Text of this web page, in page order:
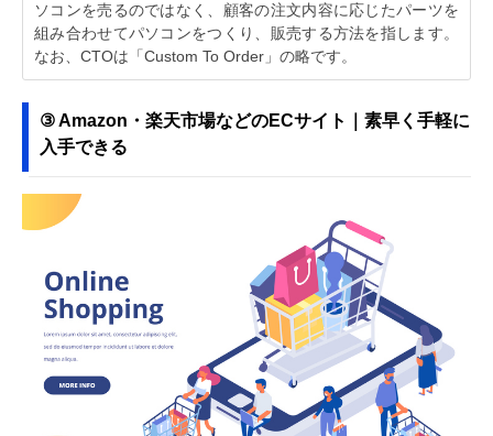
ソコンを売るのではなく、顧客の注文内容に応じたパーツを
組み合わせてパソコンをつくり、販売する方法を指します。
なお、CTOは「Custom To Order」の略です。
③ Amazon・楽天市場などのECサイト｜素早く手軽に
入手できる